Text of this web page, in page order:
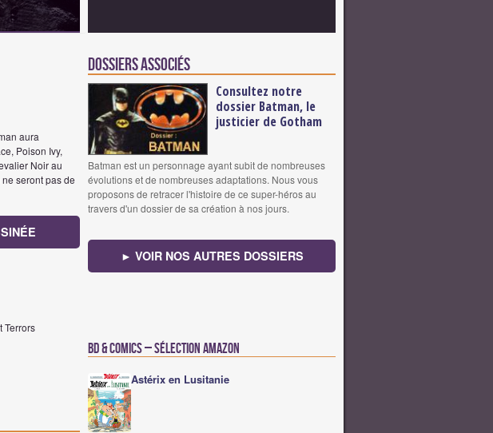
aura
Poison Ivy,
Noir au
seront pas de
Terrors
Dossiers associés
Consultez notre
dossier Batman, le
justicier de Gotham
Batman est un personnage ayant subit de nombreuses
évolutions et de nombreuses adaptations. Nous vous
proposons de retracer l'histoire de ce super-héros au
travers d'un dossier de sa création à nos jours.
► VOIR NOS AUTRES DOSSIERS
BD & Comics – Sélection Amazon
Astérix en Lusitanie